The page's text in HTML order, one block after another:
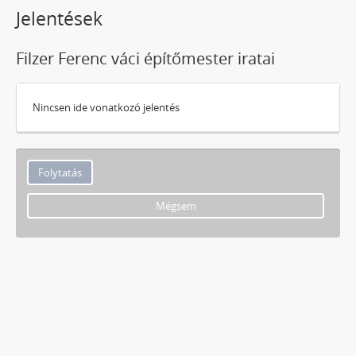
Jelentések
Filzer Ferenc váci építőmester iratai
Nincsen ide vonatkozó jelentés
Mégsem